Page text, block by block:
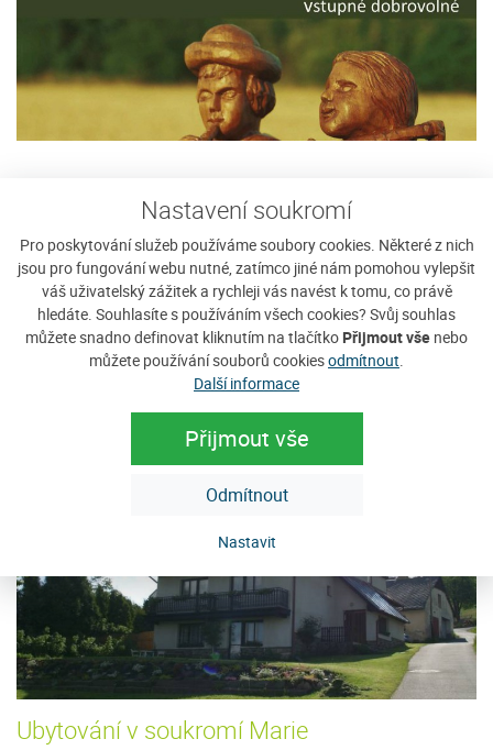
Nastavení soukromí
Pro poskytování služeb používáme soubory cookies. Některé z nich
jsou pro fungování webu nutné, zatímco jiné nám pomohou vylepšit
váš uživatelský zážitek a rychleji vás navést k tomu, co právě
hledáte. Souhlasíte s používáním všech cookies? Svůj souhlas
můžete snadno definovat kliknutím na tlačítko Přijmout vše nebo
můžete používání souborů cookiesodmítnout
Další informace
Přijmout vše
Odmítnout
Nastavit
Sháníte ubytování na Javorníku?
Vyplnit poptávku
Zobrazit nabídku
Tip na ubytování
Ubytování v soukromí Marie